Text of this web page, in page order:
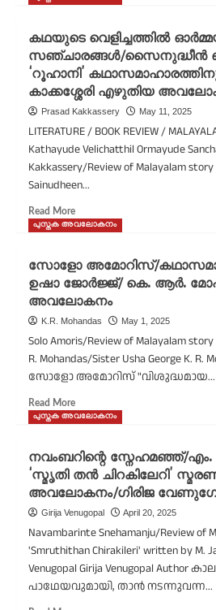
കഥയുടെ വെളിച്ചത്തിൽ
സഞ്ചാരങ്ങൾ/സൈനുദ്ധീൻ
‘റൂഹാനി’
കാക്കശ്ശേരി എഴുതിയ
Prasad Kakkassery May 11, 2025
LITERATURE / BOOK REVIEW /
Kathayude Velichatthil Ormayude
Kakkassery/Review of Malayalam
Sainudheen...
Read More
പുസ്തക അവലോകനം
സോളോ അമോറിസ്/
ഉഷാ ജോർജ്ജ്/ കെ. ആർ.
അവലോകനം
K.R. Mohandas May 1, 2025
Solo Amoris/Review of Malayalam
R. Mohandas/Sister Usha George K. R.
സോളോ അമോറിസ് "വിശുദ്ധമായ...
Read More
പുസ്തക അവലോകനം
നവംബറിന്റെ സ്നേഹമഞ്ഞ്/
‘സ്മൃതി തന്‍ ചിറകിലേറി’
അവലോകനം/ഗിരിജ
Girija Venugopal April 20, 2025
Navambarinte Snehamanju/Review of
'Smruthithan Chirakileri' written by M.
Venugopal Girija Venugopal Author
പാഥേയവുമായി, താന്‍ നടന്നുവന്ന...